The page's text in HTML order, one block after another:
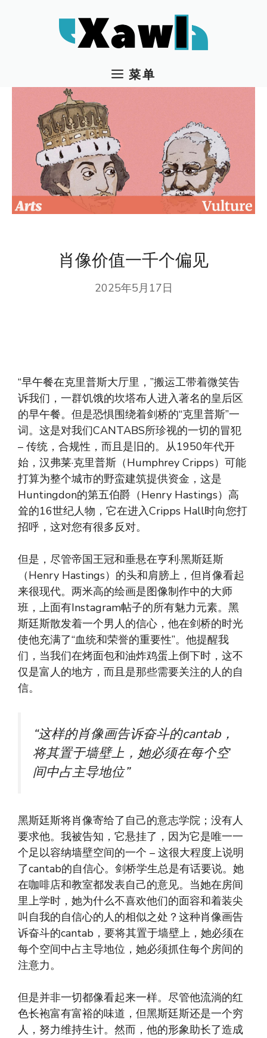
菜单
肖像价值一千个偏见
2025年5月17日
“早午餐在克里普斯大厅里，”搬运工带着微笑告
诉我们，一群饥饿的坎塔布人进入著名的皇后区
的早午餐。但是恐惧围绕着剑桥的“克里普斯”一
词。这是对我们CANTABS所珍视的一切的冒犯
– 传统，合规性，而且是旧的。从1950年代开
始，汉弗莱·克里普斯（Humphrey Cripps）可能
打算为整个城市的野蛮建筑提供资金，这是
Huntingdon的第五伯爵（Henry Hastings）高
耸的16世纪人物，它在进入Cripps Hall时向您打
招呼，这对您有很多反对。
但是，尽管帝国王冠和垂悬在亨利·黑斯廷斯
（Henry Hastings）的头和肩膀上，但肖像看起
来很现代。两米高的绘画是图像制作中的大师
班，上面有Instagram帖子的所有魅力元素。黑
斯廷斯散发着一个男人的信心，他在剑桥的时光
使他充满了“血统和荣誉的重要性”。他提醒我
们，当我们在烤面包和油炸鸡蛋上倒下时，这不
仅是富人的地方，而且是那些需要关注的人的自
信。
“这样的肖像画告诉奋斗的cantab，
将其置于墙壁上，她必须在每个空
间中占主导地位”
黑斯廷斯将肖像寄给了自己的意志学院；没有人
要求他。我被告知，它悬挂了，因为它是唯一一
个足以容纳墙壁空间的一个 – 这很大程度上说明
了cantab的自信心。剑桥学生总是有话要说。她
在咖啡店和教室都发表自己的意见。当她在房间
里上学时，她为什么不喜欢他们的面容和着装尖
叫自我的自信心的人的相似之处？这种肖像画告
诉奋斗的cantab，要将其置于墙壁上，她必须在
每个空间中占主导地位，她必须抓住每个房间的
注意力。
但是并非一切都像看起来一样。尽管他流淌的红
色长袍富有富裕的味道，但黑斯廷斯还是一个穷
人，努力维持生计。然而，他的形象助长了造成